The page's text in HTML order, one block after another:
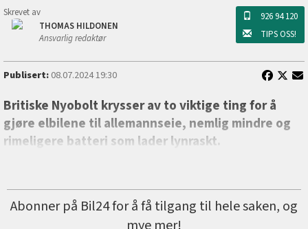
Skrevet av
THOMAS HILDONEN
Ansvarlig redaktør
926 94 120
TIPS OSS!
Publisert:08.07.2024 19:30
Britiske Nyobolt krysser av to viktige ting for å
gjøre elbilene til allemannseie, nemlig mindre og
rimeligere batteri som lader lynraskt.
Abonner på Bil24 for å få tilgang til hele saken, og